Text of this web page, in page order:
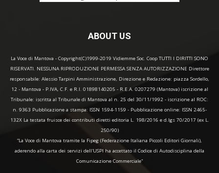
ABOUT US
La Voce di Mantova - Copyright(C)1999-2019 Vidiemme Soc. Coop TUTTI I DIRITTI SONO
RISERVATI. NESSUNA RIPRODUZIONE PERMESSA SENZA AUTORIZZAZIONE Direttore
responsabile: Alessio Tarpini Amministrazione, Direzione e Redazione: piazza Sordello,
12 - Mantova - P.IVA, C.F. e R.I. 01898140205 - R.E.A. 0207279 (Mantova) iscrizione al
Tribunale: iscritta al Tribunale di Mantova al n. 25 del 30/11/1992 - iscrizione al ROC:
n. 9363 Pubblicazione a stampa: ISSN 1594-1159 - Pubblicazione online: ISSN 2465-
132X La testata fruisce dei contributi diretti editoria L. 198/2016 e d.lgs 70/2017 (ex L.
250/90)
“La Voce di Mantova tramite la Fipeg (Federazione Italiana Piccoli Editori Giornali),
aderendo alla carta dei servizi dell'USPI ha accettato il Codice di Autodisciplina della
Comunicazione Commerciale"